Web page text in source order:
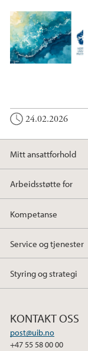
24.02.2026
Mitt ansattforhold
Arbeidsstøtte for
Kompetanse
Service og tjenester
Styring og strategi
KONTAKT OSS
post@uib.no
+47 55 58 00 00